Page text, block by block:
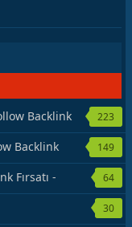
Backlink
223
Backlink
149
Fırsatı -
64
30